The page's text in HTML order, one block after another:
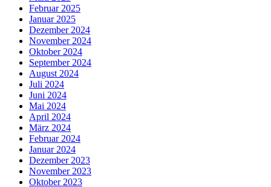
Februar 2025
Januar 2025
Dezember 2024
November 2024
Oktober 2024
September 2024
August 2024
Juli 2024
Juni 2024
Mai 2024
April 2024
März 2024
Februar 2024
Januar 2024
Dezember 2023
November 2023
Oktober 2023